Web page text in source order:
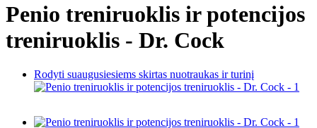
Penio treniruoklis ir potencijos
treniruoklis - Dr. Cock
Rodyti suaugusiesiems skirtas nuotraukas ir turinį